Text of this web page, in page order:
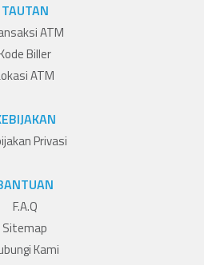
TAUTAN
ATM
Biller
ATM
Privasi
F.A.Q
Sitemap
Kami